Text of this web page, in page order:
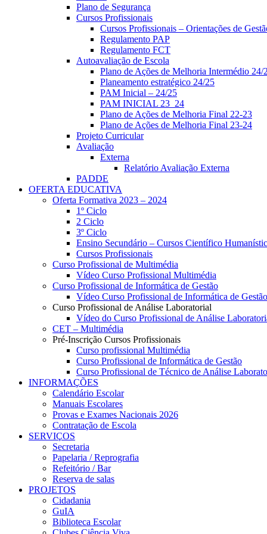
Plano de Segurança
Cursos Profissionais
Cursos Profissionais – Orientações de
Regulamento PAP
Regulamento FCT
Autoavaliação de Escola
Plano de Ações de Melhoria Intermédio 24/
Planeamento estratégico 24/25
PAM Inicial – 24/25
PAM INICIAL 23_24
Plano de Ações de Melhoria Final 22-23
Plano de Ações de Melhoria Final 23-24
Projeto Curricular
Avaliação
Externa
Relatório Avaliação Externa
PADDE
OFERTA EDUCATIVA
Oferta Formativa 2023 – 2024
1º Ciclo
2 Ciclo
3º Ciclo
Ensino Secundário – Cursos Científico
Cursos Profissionais
Curso Profissional de Multimédia
Vídeo Curso Profissional Multimédia
Curso Profissional de Informática de Gestão
Vídeo Curso Profissional de Informática de Gestão
Curso Profissional de Análise Laboratorial
Vídeo do Curso Profissional de Análise
CET – Multimédia
Pré-Inscrição Cursos Profissionais
Curso profissional Multimédia
Curso Profissional de Informática de Gestão
Curso Profissional de Técnico de Análise
INFORMAÇÕES
Calendário Escolar
Manuais Escolares
Provas e Exames Nacionais 2026
Contratação de Escola
SERVIÇOS
Secretaria
Papelaria / Reprografia
Refeitório / Bar
Reserva de salas
PROJETOS
Cidadania
GuIA
Biblioteca Escolar